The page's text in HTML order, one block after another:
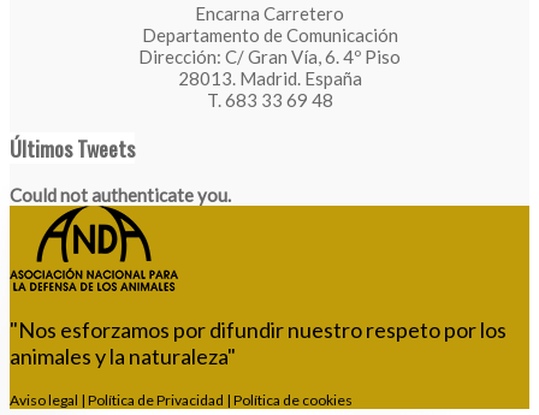
Encarna Carretero
Departamento de Comunicación
Dirección: C/ Gran Vía, 6. 4º Piso
28013. Madrid. España
T. 683 33 69 48
Últimos Tweets
Could not authenticate you.
"Nos esforzamos por difundir nuestro respeto por los
animales y la naturaleza"
Aviso legal | Política de Privacidad | Política de cookies